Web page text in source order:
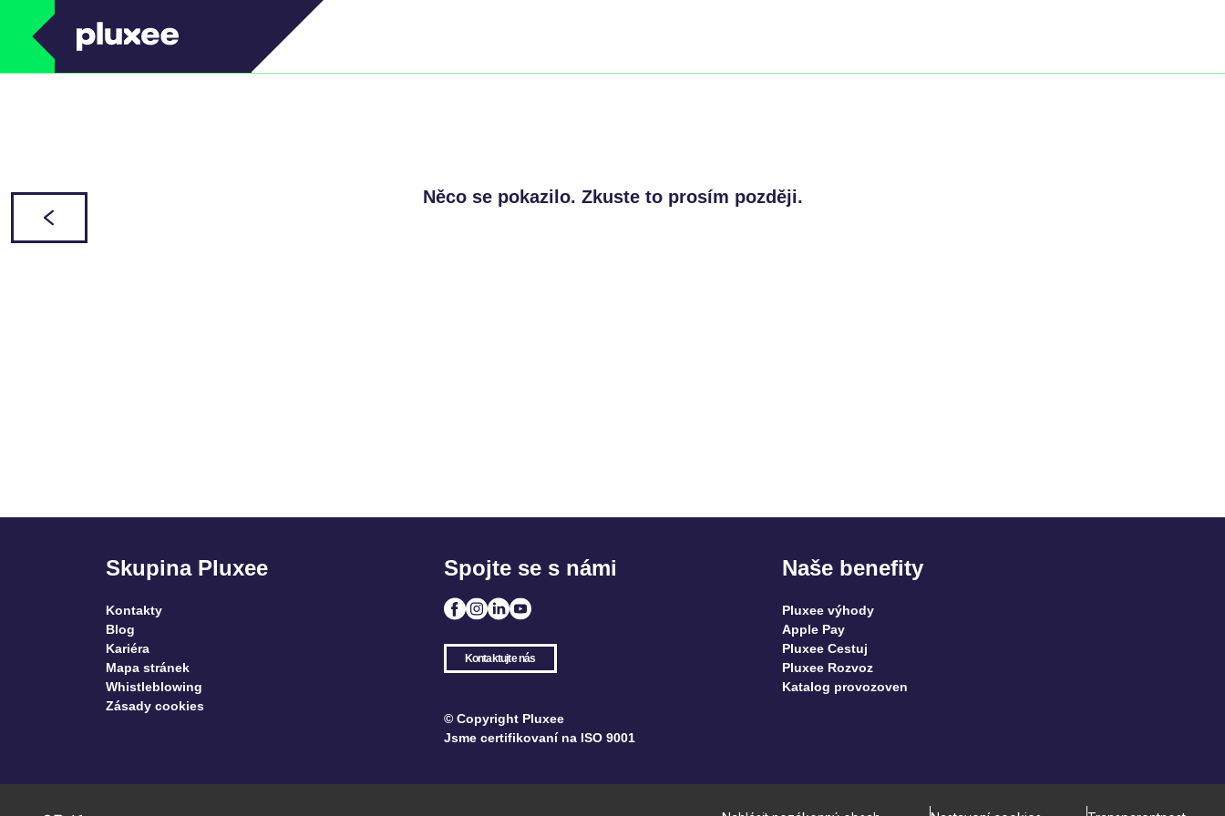
Něco se pokazilo. Zkuste to prosím později.
Skupina Pluxee
Kontakty
Blog
Kariéra
Mapa stránek
Whistleblowing
Zásady cookies
Spojte se s námi
Kontaktujte nás
© Copyright Pluxee
Jsme certifikovaní na ISO 9001
Naše benefity
Pluxee výhody
Apple Pay
Pluxee Cestuj
Pluxee Rozvoz
Katalog provozoven